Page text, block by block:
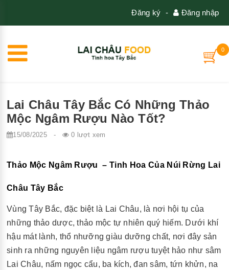
Đăng nhập
-
Đăng ký
0
Lai Châu Tây Bắc Có Những Thảo
Mộc Ngâm Rượu Nào Tốt?
15/08/2025- 0 lượt xem
Thảo Mộc Ngâm Rượu – Tinh Hoa Của Núi Rừng Lai
Châu Tây Bắc
Vùng Tây Bắc, đặc biệt là Lai Châu, là nơi hội tụ của
những thảo dược, thảo mộc tự nhiên quý hiếm. Dưới khí
hậu mát lành, thổ nhưỡng giàu dưỡng chất, nơi đây sản
sinh ra những nguyên liệu ngâm rượu tuyệt hảo như sâm
Lai Châu, nấm ngọc cẩu, ba kích, đan sâm, tứn khửn, na